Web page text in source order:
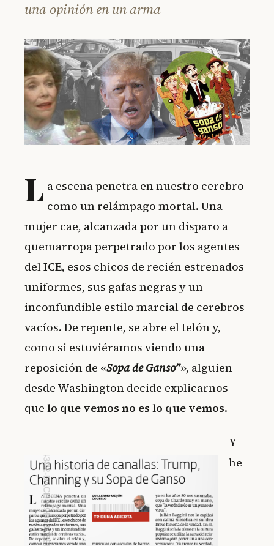
una opinión en un arma
L a escena penetra en nuestro cerebro
como un relámpago mortal. Una
mujer cae, alcanzada por un disparo a
quemarropa perpetrado por los agentes
delICE, esos chicos de recién estrenados
uniformes, sus gafas negras y un
inconfundible estilo marcial de cerebros
vacíos. De repente, se abre el telón y,
como si estuviéramos viendo una
reposición de «Sopa de Ganso”», alguien
desde Washington decide explicarnos
que lo que vemos no es lo que vemos.
Y
he